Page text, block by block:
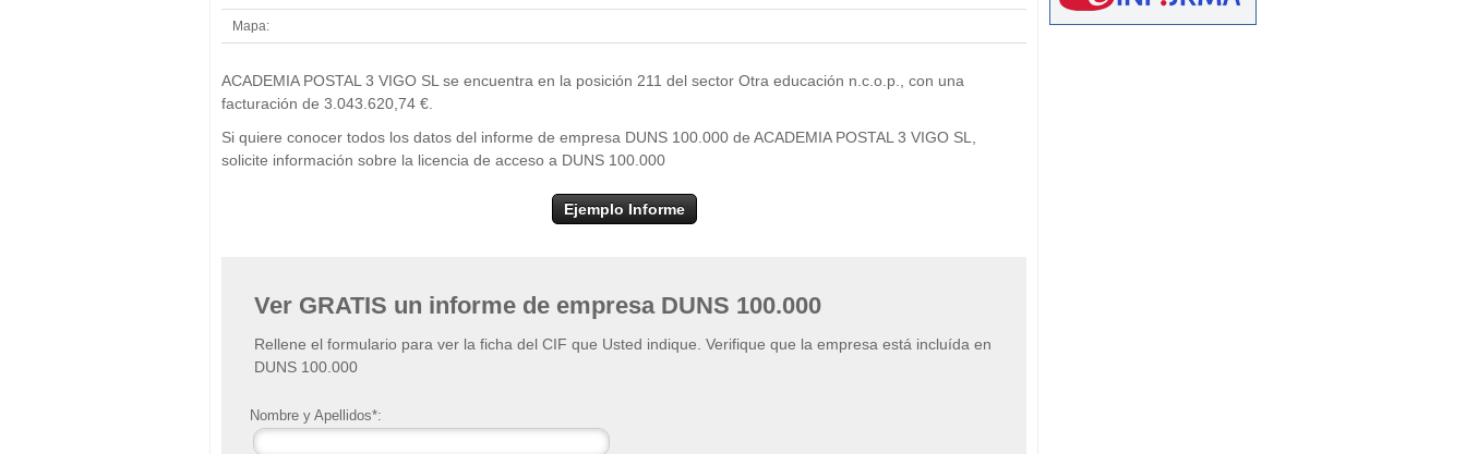
Mapa:
×
−
ACADEMIA POSTAL 3 VIGO SL se encuentra en la posición 211 del sector Otra educación n.c.o.p., con una
facturación de 3.043.620,74 €.
Si quiere conocer todos los datos del informe de empresa DUNS 100.000 de ACADEMIA POSTAL 3 VIGO SL,
solicite información sobre la licencia de acceso a DUNS 100.000
Ejemplo Informe
Ver GRATIS un informe de empresa DUNS 100.000
Rellene el formulario para ver la ficha del CIF que Usted indique. Verifique que la empresa está incluída en
DUNS 100.000
Nombre y Apellidos*: